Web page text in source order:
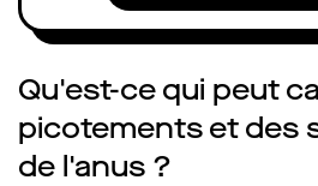
Qu'est-ce qui peut
picotements et des
de l'anus ?